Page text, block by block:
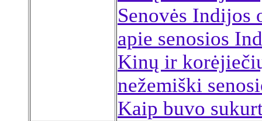
Senovės Indijos
apie senosios
Kinų ir
nežemiški
Kaip buvo